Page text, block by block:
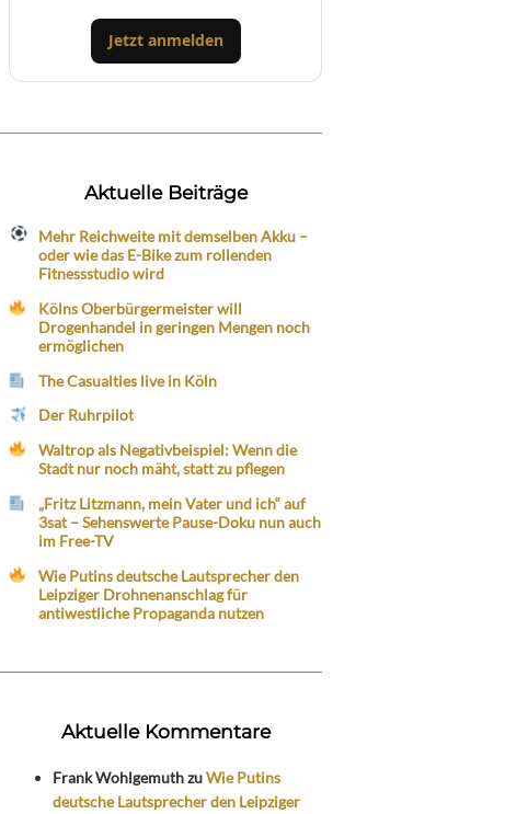
Jetzt anmelden
Aktuelle Beiträge
Mehr Reichweite mit demselben Akku –
oder wie das E-Bike zum rollenden
Fitnessstudio wird
Kölns Oberbürgermeister will
Drogenhandel in geringen Mengen noch
ermöglichen
The Casualties live in Köln
Der Ruhrpilot
Waltrop als Negativbeispiel: Wenn die
Stadt nur noch mäht, statt zu pflegen
„Fritz Litzmann, mein Vater und ich“ auf
3sat – Sehenswerte Pause-Doku nun auch
im Free-TV
Wie Putins deutsche Lautsprecher den
Leipziger Drohnenanschlag für
antiwestliche Propaganda nutzen
Aktuelle Kommentare
Frank WohlgemuthzuWie Putins
deutsche Lautsprecher den Leipziger